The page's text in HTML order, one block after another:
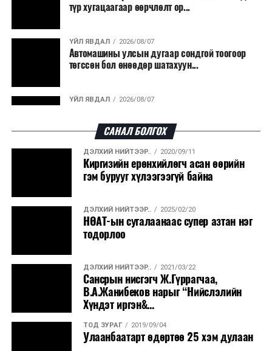
түр хугацаагаар өөрчлөлт ор...
ҮЙЛ ЯВДАЛ 2026/08/07
Автомашины улсын дугаар сондгой тоогоор
төгссөн бол өнөөдөр шатахуун...
ҮЙЛ ЯВДАЛ 2026/08/07
ДЭЛХИЙ НИЙТЭЭР.. 2026/08/06
“Уралдронзавод” компанийн ерөнхий
захирлын автомашиныг дэлбэлжээ...
ҮЙЛ ЯВДАЛ
Сүхбаатар боомтоор тав хоногт 10 мянга гаруй
тонн АИ-92 автобензин и...
ДЭЛХИЙ НИЙТЭЭР.. 2026/08/06
Вашингтон мужийн ой хээрийн түймрийг
хяналтад авах ажил ахицтай байн...
ДЭЛХИЙ НИЙТЭЭР.. 2026/08/06
АНУ, Иран Ормузын хоолойг нээх тохиролцоонд
САНАЛ БОЛГОХ
ДЭЛХИЙ НИЙТЭЭР.. 2020/09/11
Киргизийн ерөнхийлөгч асан өөрийн
гэм бурууг хүлээгээгүй байна
ДЭЛХИЙ НИЙТЭЭР.. 2025/02/20
НӨАТ-ын сугалаанаас супер азтан нэг
тодорлоо
ДЭЛХИЙ НИЙТЭЭР.. 2021/03/22
Сансрын нисгэгч Ж.Гүррагчаа,
В.А.Жанибеков нарыг “Нийслэлийн
Хүндэт иргэн&...
ТОД ЗУРАГ 2019/09/04
Улаанбаатарт өдөртөө 25 хэм дулаан